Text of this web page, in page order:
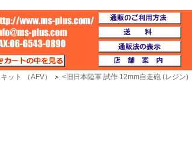
ット （AFV） ＞ < 旧日本陸軍 試作 12mm自走砲 (レジン)
カートの中を見る